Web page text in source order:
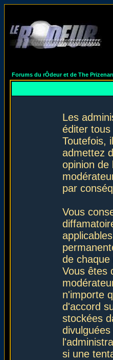
Forums du rÔdeur et de The
Les
éditer
Toutefois,
admettez
opinion de
par
Vous
de
Vous êtes
n'importe
d'accord
stockées
si une